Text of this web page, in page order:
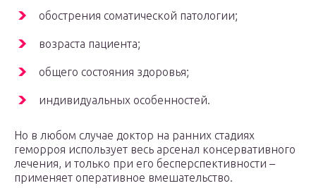
обострения соматической патологии;
возраста пациента;
общего состояния здоровья;
индивидуальных особенностей.
Но в любом случае доктор на ранних стадиях
геморроя использует весь арсенал консервативного
лечения, и только при его бесперспективности –
применяет оперативное вмешательство.